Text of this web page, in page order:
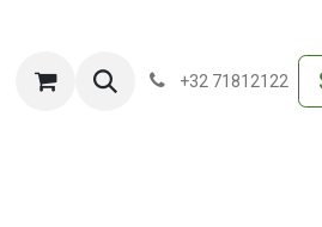
Conditions-generales-de-vente
+32 71812122